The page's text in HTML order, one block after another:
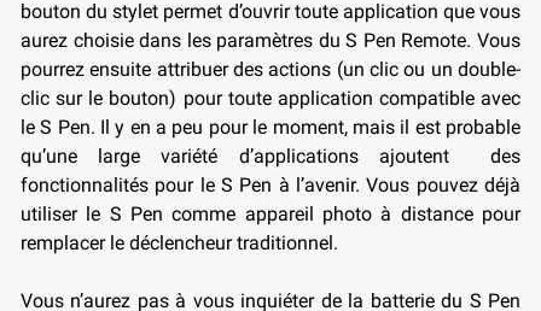
bouton du stylet permet d’ouvrir toute application que vous
aurez choisie dans les paramètres du S Pen Remote. Vous
pourrez ensuite attribuer des actions (un clic ou un double-
clic sur le bouton) pour toute application compatible avec
le S Pen. Il y en a peu pour le moment, mais il est probable
qu’une large variété d’applications ajoutent des
fonctionnalités pour le S Pen à l’avenir. Vous pouvez déjà
utiliser le S Pen comme appareil photo à distance pour
remplacer le déclencheur traditionnel.
Vous n’aurez pas à vous inquiéter de la batterie du S Pen